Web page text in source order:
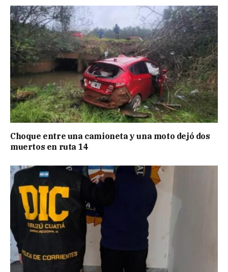
Choque entre una camioneta y una moto dejó dos
muertos en ruta 14